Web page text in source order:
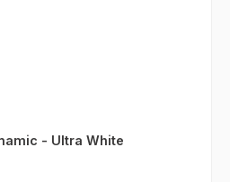
- Ultra White